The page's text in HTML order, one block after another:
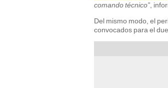
comando técnico”,
Del mismo modo, el
convocados para el